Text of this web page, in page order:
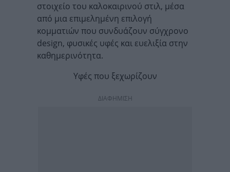
στοιχείο του καλοκαιρινού στιλ, μέσα
από μια επιμελημένη επιλογή
κομματιών που συνδυάζουν σύγχρονο
design, φυσικές υφές και ευελιξία στην
καθημερινότητα.
Υφές που ξεχωρίζουν
ΔΙΑΦΗΜΙΣΗ